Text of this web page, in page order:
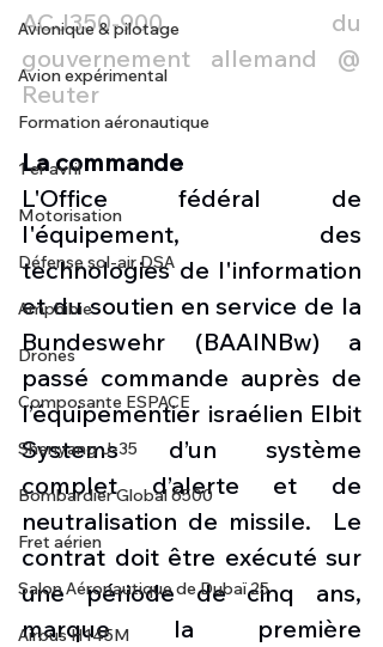
Avionique & pilotage
Avion expérimental
Formation aéronautique
1 er avril
Motorisation
Défense sol-air DSA
Amphibie
Drones
Composante ESPACE
Shenyang J-35
Bombardier Global 6500
Fret aérien
Salon Aéronautique de Dubaï 25
Airbus H145M
ACJ350-900 du
gouvernement allemand @
Reuter
La commande
L'Office fédéral de
l'équipement, des
technologies de l'information
et du soutien en service de la
Bundeswehr (BAAINBw) a
passé commande auprès de
l’équipementier israélien Elbit
Systems d’un système
complet d’alerte et de
neutralisation de missile.  Le
contrat doit être exécuté sur
une période de cinq ans,
marque la première